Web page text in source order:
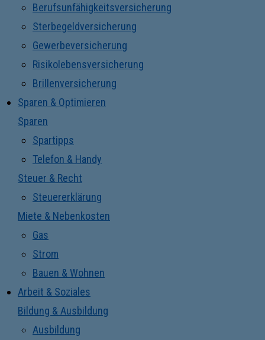
Berufsunfähigkeitsversicherung
Sterbegeldversicherung
Gewerbeversicherung
Risikolebensversicherung
Brillenversicherung
Sparen & Optimieren
Sparen
Spartipps
Telefon & Handy
Steuer & Recht
Steuererklärung
Miete & Nebenkosten
Gas
Strom
Bauen & Wohnen
Arbeit & Soziales
Bildung & Ausbildung
Ausbildung